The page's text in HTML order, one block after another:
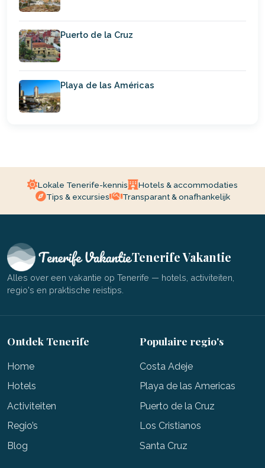
Puerto de la Cruz
Playa de las Américas
Lokale Tenerife-kennis
Hotels & accommodaties
Tips & excursies
Transparant & onafhankelijk
Tenerife Vakantie
Alles over een vakantie op Tenerife — hotels, activiteiten,
regio's en praktische reistips.
Ontdek Tenerife
Home
Hotels
Activiteiten
Regio’s
Blog
Populaire regio's
Costa Adeje
Playa de las Americas
Puerto de la Cruz
Los Cristianos
Santa Cruz